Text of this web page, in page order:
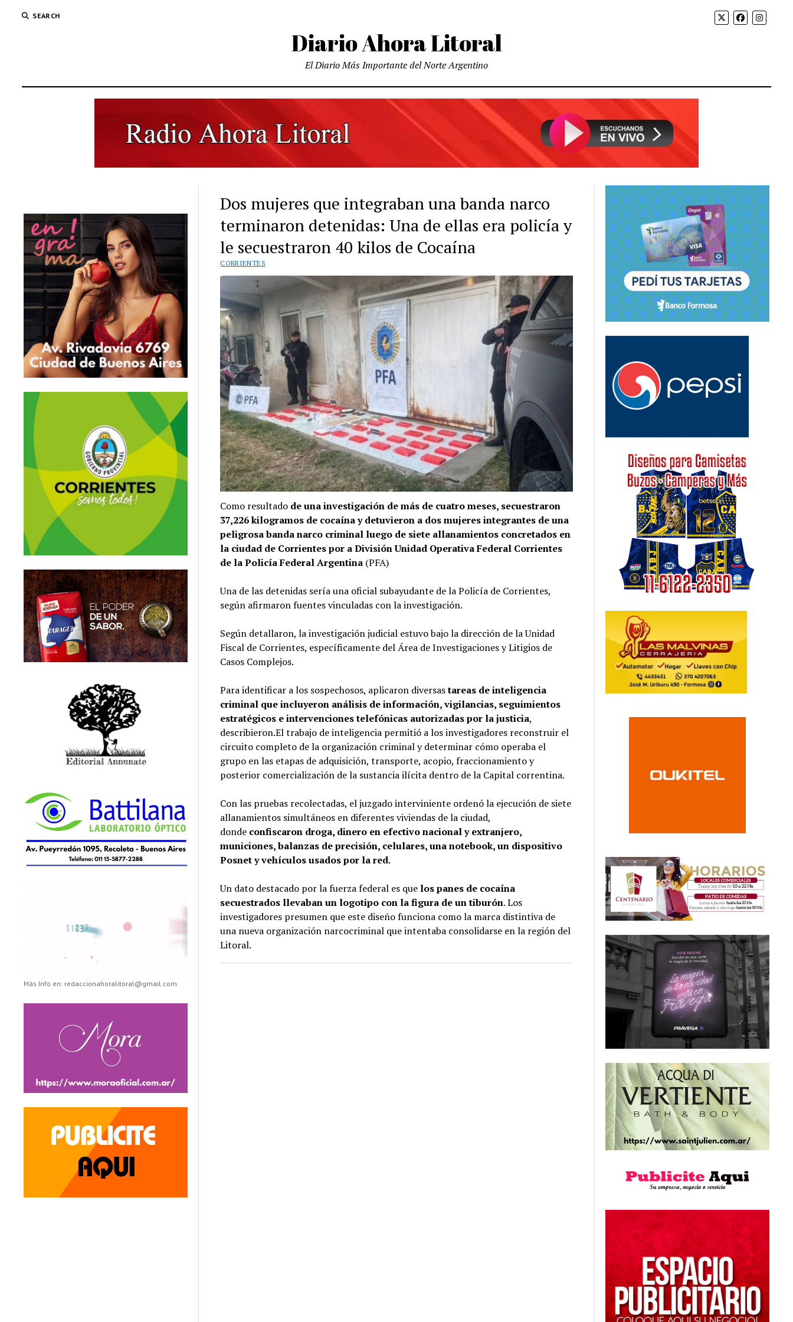
SEARCH
Diario Ahora Litoral
El Diario Más Importante del Norte Argentino
Más Info en: redaccionahoralitoral@gmail.com
Dos mujeres que integraban una banda narco
terminaron detenidas: Una de ellas era policía y
le secuestraron 40 kilos de Cocaína
CORRIENTES
Como resultado de una investigación de más de cuatro meses, secuestraron
37,226 kilogramos de cocaína y detuvieron a dos mujeres integrantes de una
peligrosa banda narco criminal luego de siete allanamientos concretados en
la ciudad de Corrientes por a División Unidad Operativa Federal Corrientes
de la Policía Federal Argentina (PFA)
Una de las detenidas sería una oficial subayudante de la Policía de Corrientes,
según afirmaron fuentes vinculadas con la investigación.
Según detallaron, la investigación judicial estuvo bajo la dirección de la Unidad
Fiscal de Corrientes, específicamente del Área de Investigaciones y Litigios de
Casos Complejos.
Para identificar a los sospechosos, aplicaron diversastareas de inteligencia
criminal que incluyeron análisis de información, vigilancias, seguimientos
estratégicos e intervenciones telefónicas autorizadas por la justicia,
describieron.El trabajo de inteligencia permitió a los investigadores reconstruir el
circuito completo de la organización criminal y determinar cómo operaba el
grupo en las etapas de adquisición, transporte, acopio, fraccionamiento y
posterior comercialización de la sustancia ilícita dentro de la Capital correntina.
Con las pruebas recolectadas, el juzgado interviniente ordenó la ejecución de siete
allanamientos simultáneos en diferentes viviendas de la ciudad,
donde confiscaron droga, dinero en efectivo nacional y extranjero,
municiones, balanzas de precisión, celulares, una notebook, un dispositivo
Posnet y vehículos usados por la red.
Un dato destacado por la fuerza federal es que los panes de cocaína
secuestrados llevaban un logotipo con la figura de un tiburón. Los
investigadores presumen que este diseño funciona como la marca distintiva de
una nueva organización narcocriminal que intentaba consolidarse en la región del
Litoral.